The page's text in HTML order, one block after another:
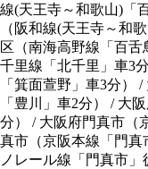
線(天王寺～和歌山)「
（阪和線(天王寺～和
区（南海高野線「百
千里線「北千里」車3
「箕面萱野」車3分）
「豊川」車2分） / 大
分） / 大阪府門真市（
真市（京阪本線「門真
ノレール線「門真市